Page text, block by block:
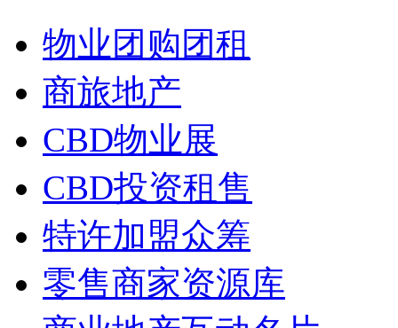
物业团购团租
商旅地产
CBD物业展
CBD投资租售
特许加盟众筹
零售商家资源库